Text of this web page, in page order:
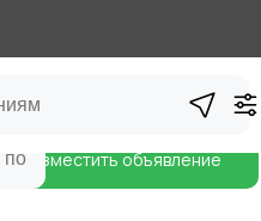
Разместить объявление